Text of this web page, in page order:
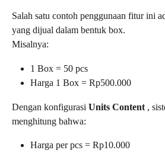
Salah satu contoh penggunaan fitur ini
yang dijual dalam bentuk box.
Misalnya:
1 Box = 50 pcs
Harga 1 Box = Rp500.000
Dengan konfigurasi Units Content ,
menghitung bahwa:
Harga per pcs = Rp10.000